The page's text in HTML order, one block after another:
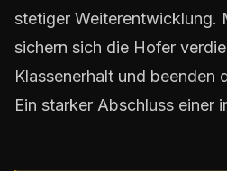
stetiger Weiterentwicklung.
sichern sich die Hofer
Klassenerhalt und beenden
Ein starker Abschluss einer